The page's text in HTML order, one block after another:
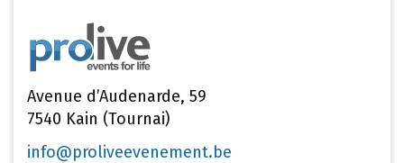
Avenue d’Audenarde, 59
7540 Kain (Tournai)
info@proliveevenement.be